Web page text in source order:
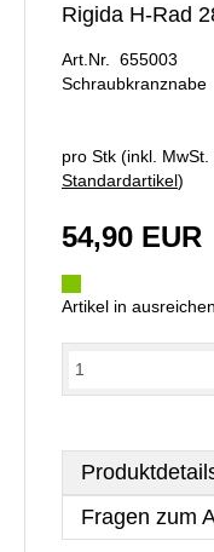
Rigida H-Rad
Art.Nr. 655003
Schraubkranznabe
pro Stk (inkl. MwSt.
Standardartikel)
54,90 EUR
Artikel in
Fragen zum